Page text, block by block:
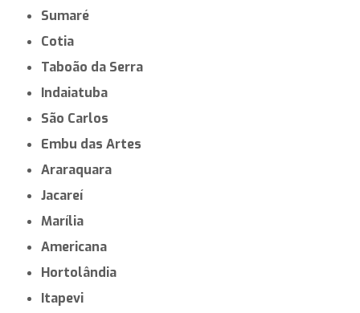
Sumaré
Cotia
Taboão da Serra
Indaiatuba
São Carlos
Embu das Artes
Araraquara
Jacareí
Marília
Americana
Hortolândia
Itapevi